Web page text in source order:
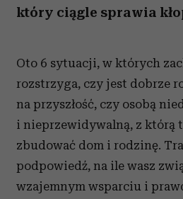
który ciągle sprawia
Oto 6 sytuacji, w których
rozstrzyga, czy jest dobrze
na przyszłość, czy osobą
i nieprzewidywalną, z którą
zbudować dom i rodzinę.
podpowiedź, na ile wasz
wzajemnym wsparciu i